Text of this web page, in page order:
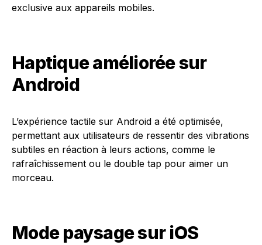
exclusive aux appareils mobiles.
Haptique améliorée sur
Android
L’expérience tactile sur Android a été optimisée,
permettant aux utilisateurs de ressentir des vibrations
subtiles en réaction à leurs actions, comme le
rafraîchissement ou le double tap pour aimer un
morceau.
Mode paysage sur iOS